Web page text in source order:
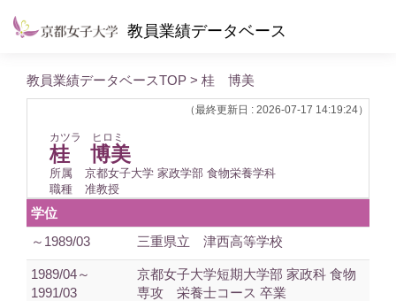
教員業績データベース
教員業績データベースTOP > 桂 博美
（最終更新日 : 2026-07-17 14:19:24）
カツラ ヒロミ
桂 博美
所属
京都女子大学 家政学部 食物栄養学科
職種
准教授
学位
～1989/03
三重県立 津西高等学校
1989/04～
1991/03
京都女子大学短期大学部 家政科 食物
専攻 栄養士コース 卒業